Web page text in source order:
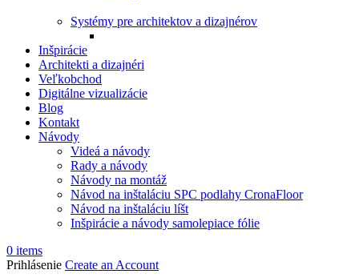
Systémy pre architektov a dizajnérov
Inšpirácie
Architekti a dizajnéri
Veľkobchod
Digitálne vizualizácie
Blog
Kontakt
Návody
Videá a návody
Rady a návody
Návody na montáž
Návod na inštaláciu SPC podlahy CronaFloor
Návod na inštaláciu líšt
Inšpirácie a návody samolepiace fólie
0 items
Prihlásenie Create an Account